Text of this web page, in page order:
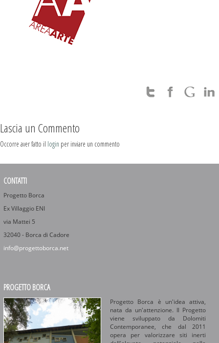
Lascia un Commento
Occorre aver fatto il login per inviare un commento
CONTATTI
Progetto Borca
Ex Villaggio ENI
via Mattei 5
32040 - Borca di Cadore
info@progettoborca.net
PROGETTO BORCA
Progetto Borca è un'idea attiva,
nata da un'attenzione. Il Progetto
viene sviluppato da Dolomiti
Contemporanee, che dal 2011
opera per valorizzare siti inerti